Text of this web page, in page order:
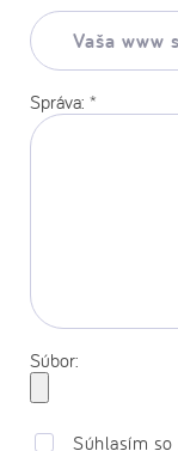
Vaša
www
stránka:
Správa: *
Súbor:
Súhlasím so